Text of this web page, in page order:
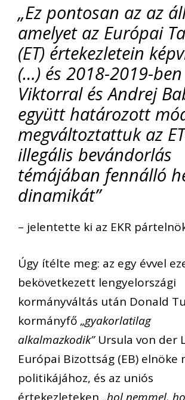
„Ez pontosan az az
amelyet az Európai
(ET) értekezletein
(…) és 2018-2019-
Viktorral és Andrej
együtt határozott
megváltoztattuk az
illegális bevándorlás
témájában fennálló
dinamikát”
– jelentette ki az EKR
Úgy ítélte meg: az egy évvel
bekövetkezett lengyelországi
kormányváltás után Donald
kormányfő „gyakorlatilag
alkalmazkodik”Ursula von der
Európai Bizottság (EB) elnöke
politikájához, és az uniós